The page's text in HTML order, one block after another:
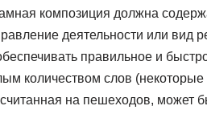
композиция должна
деятельности или вид
правильное и
количеством слов (некоторые
на пешеходов, может